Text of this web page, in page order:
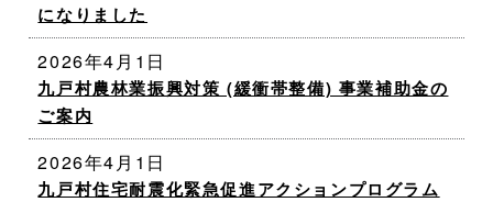
になりました
2026年4月1日
九戸村農林業振興対策 (緩衝帯整備) 事業補助金の
ご案内
2026年4月1日
九戸村住宅耐震化緊急促進アクションプログラム